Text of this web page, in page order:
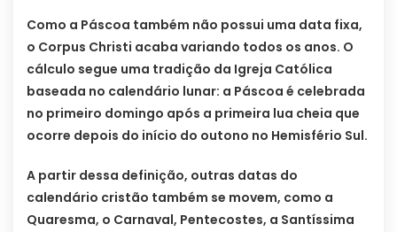
Como a Páscoa também não possui uma data fixa,
o Corpus Christi acaba variando todos os anos. O
cálculo segue uma tradição da Igreja Católica
baseada no calendário lunar: a Páscoa é celebrada
no primeiro domingo após a primeira lua cheia que
ocorre depois do início do outono no Hemisfério Sul.
A partir dessa definição, outras datas do
calendário cristão também se movem, como a
Quaresma, o Carnaval, Pentecostes, a Santíssima